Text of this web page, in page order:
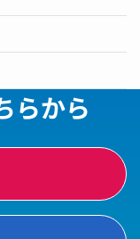
らから